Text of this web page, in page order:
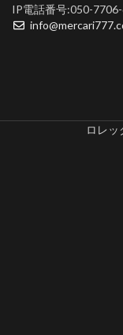
IP電話番号:050-
ロレ